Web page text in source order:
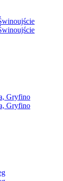
Gryfino
Gryfino